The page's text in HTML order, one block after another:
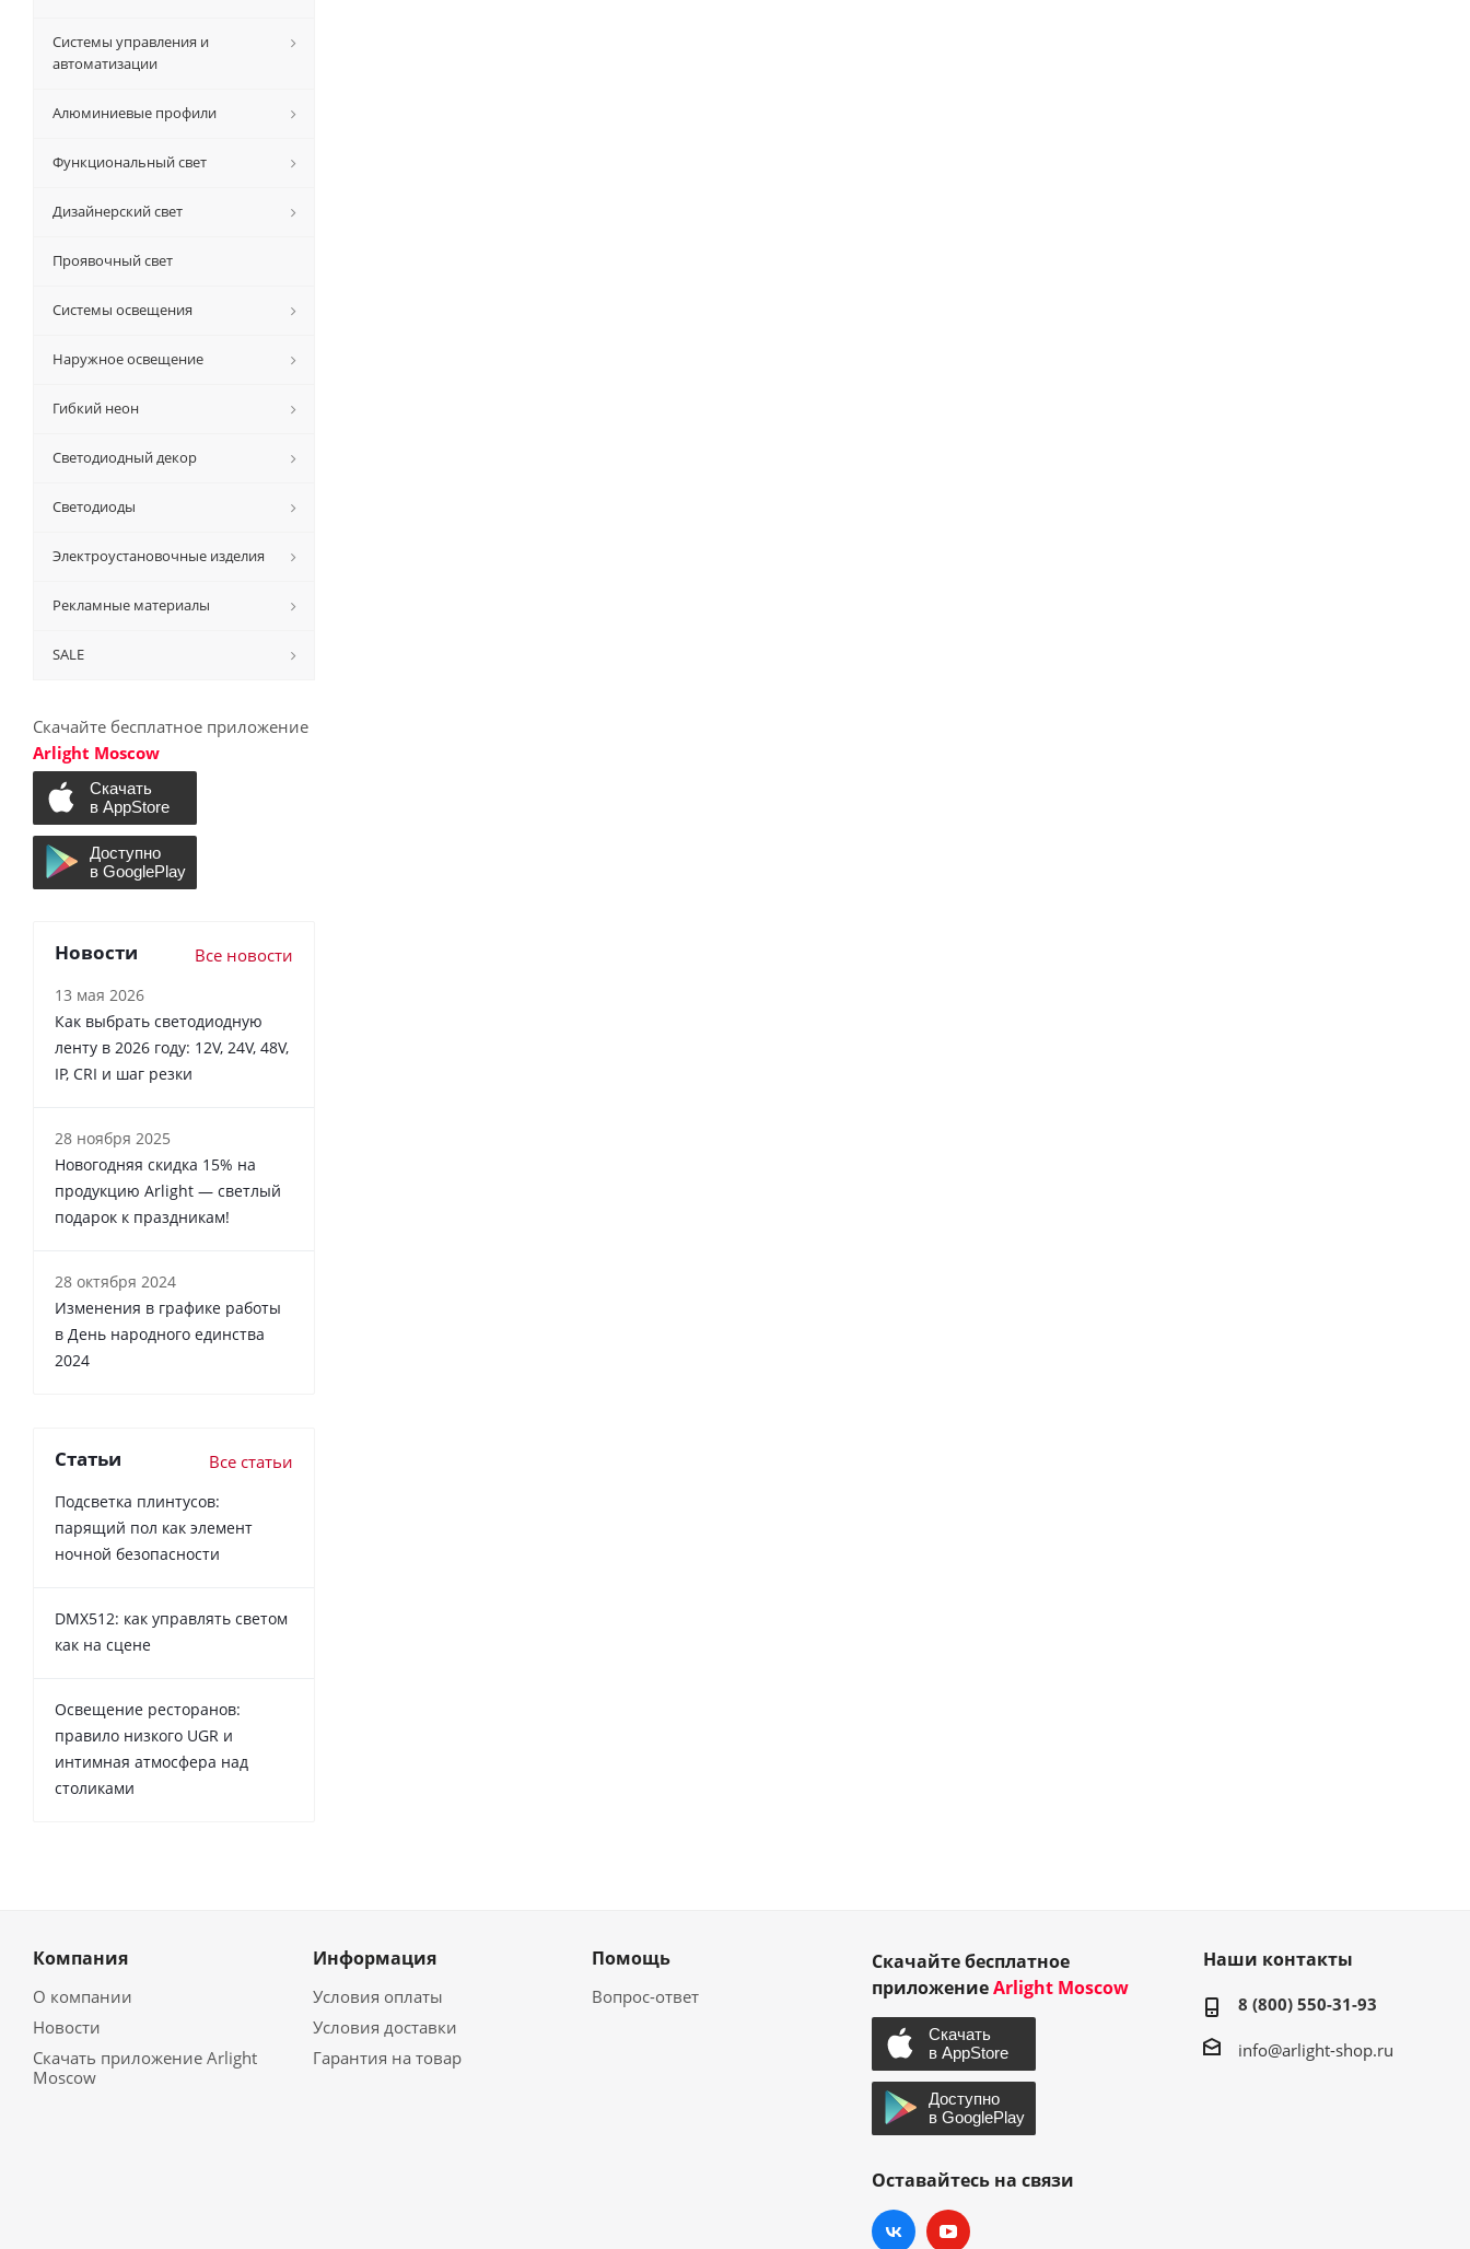
Системы управления и
автоматизации
Алюминиевые профили
Функциональный свет
Дизайнерский свет
Проявочный свет
Системы освещения
Наружное освещение
Гибкий неон
Светодиодный декор
Светодиоды
Электроустановочные изделия
Рекламные материалы
SALE
Скачайте бесплатное приложение
Arlight Moscow
Новости Все новости
13 мая 2026
Как выбрать светодиодную
ленту в 2026 году: 12V, 24V, 48V,
IP, CRI и шаг резки
28 ноября 2025
Новогодняя скидка 15% на
продукцию Arlight — светлый
подарок к праздникам!
28 октября 2024
Изменения в графике работы
в День народного единства
2024
Статьи Все статьи
Подсветка плинтусов:
парящий пол как элемент
ночной безопасности
DMX512: как управлять светом
как на сцене
Освещение ресторанов:
правило низкого UGR и
интимная атмосфера над
столиками
Компания
О компании
Новости
Скачать приложение Arlight
Moscow
Информация
Условия оплаты
Условия доставки
Гарантия на товар
Помощь
Вопрос-ответ
Скачайте бесплатное
приложениеArlight Moscow
Оставайтесь на связи
Наши контакты
8 (800) 550-31-93
info@arlight-shop.ru